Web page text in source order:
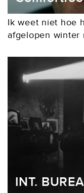
Ik weet niet hoe
afgelopen winter
dacht ik na over
INT.